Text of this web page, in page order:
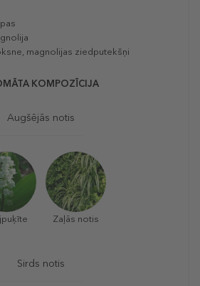
magnolijas ziedputekšņi
KOMPOZĪCIJA
Augšējās notis
Zaļās notis
Sirds notis